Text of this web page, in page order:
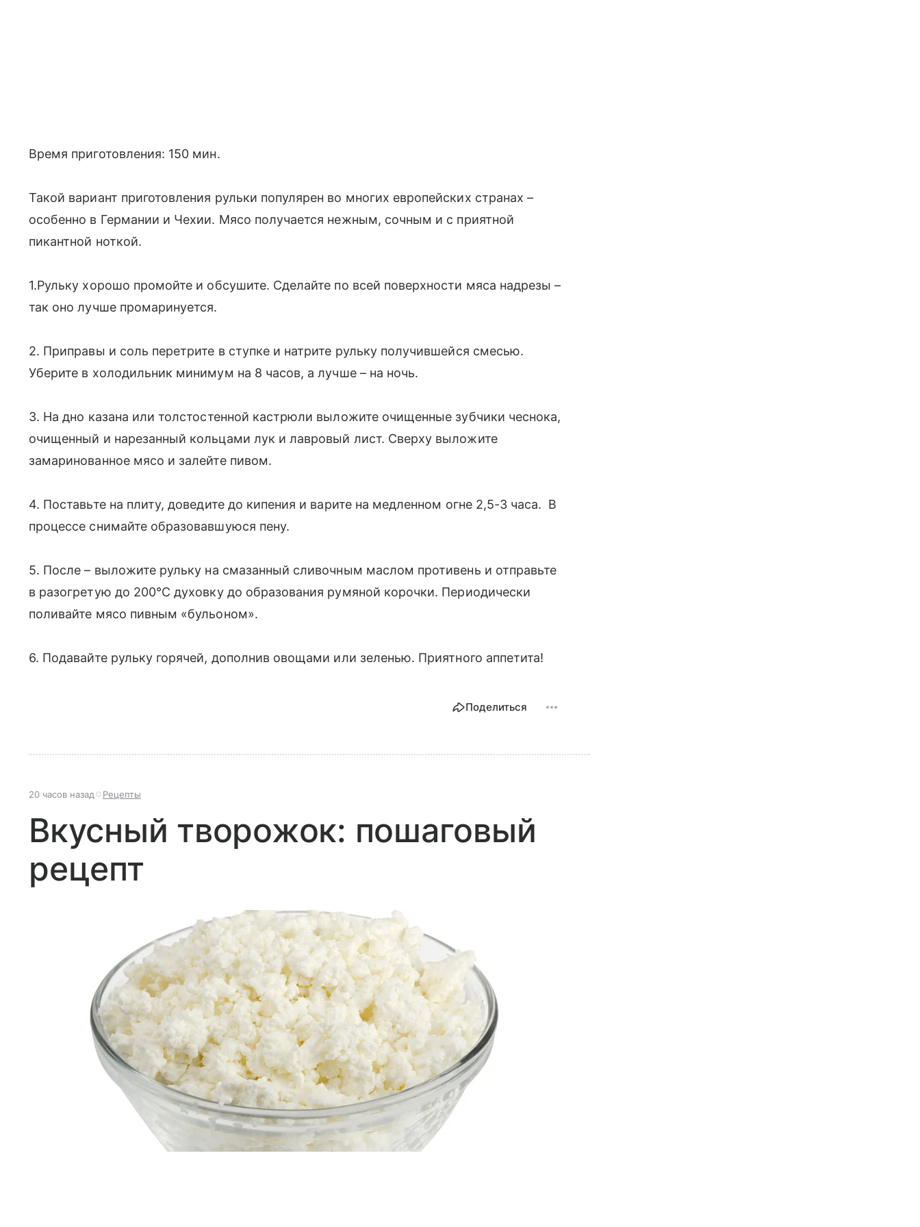
Время приготовления: 150 мин.
Такой вариант приготовления рульки популярен во многих европейских странах –
особенно в Германии и Чехии. Мясо получается нежным, сочным и с приятной
пикантной ноткой.
1.Рульку хорошо промойте и обсушите. Сделайте по всей поверхности мяса надрезы –
так оно лучше промаринуется.
2. Приправы и соль перетрите в ступке и натрите рульку получившейся смесью.
Уберите в холодильник минимум на 8 часов, а лучше – на ночь.
3. На дно казана или толстостенной кастрюли выложите очищенные зубчики чеснока,
очищенный и нарезанный кольцами лук и лавровый лист. Сверху выложите
замаринованное мясо и залейте пивом.
4. Поставьте на плиту, доведите до кипения и варите на медленном огне 2,5-3 часа. В
процессе снимайте образовавшуюся пену.
5. После – выложите рульку на смазанный сливочным маслом противень и отправьте
в разогретую до 200°С духовку до образования румяной корочки. Периодически
поливайте мясо пивным «бульоном».
6. Подавайте рульку горячей, дополнив овощами или зеленью. Приятного аппетита!
Поделиться
20 часов назад Рецепты
Вкусный творожок: пошаговый
рецепт